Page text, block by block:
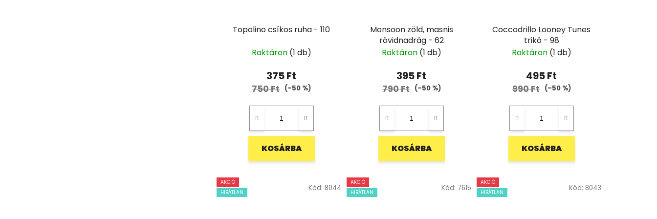
Topolino csíkos ruha - 110
Raktáron (1 db)
375 Ft
750 Ft (–50 %)
KOSÁRBA
Monsoon zöld, masnis
rövidnadrág - 62
Raktáron (1 db)
395 Ft
790 Ft (–50 %)
KOSÁRBA
Coccodrillo Looney Tunes
trikó - 98
Raktáron (1 db)
495 Ft
990 Ft (–50 %)
KOSÁRBA
AKCIÓ
HIBÁTLAN
Kód: 8044
AKCIÓ
HIBÁTLAN
Kód: 7615
AKCIÓ
HIBÁTLAN
Kód: 8043